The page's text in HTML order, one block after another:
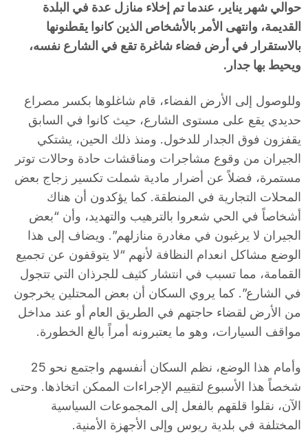
حوالي شهر يناير، عندما تم إخلاء منازل عدة في البلدة
القديمة، وانتهى الأمر بالأشخاص الذين كانوا يقطنونها
بالاستقرار في أرض فضاء شاغرة تقع في الشارع نفسه،
ويحيط بها جدار.
وللوصول إلى الأرض الفضاء، قام شاغلوها بكسر مصراع
حديدي يقع على مستوى الشارع، حيث كانوا في السابق
يقفزون فوق الجدار للدخول. ومنذ ذلك الحين، يشتكي
الجيران من وقوع مشاجرات ومناقشات حادة وحالات توتر
مستمرة، فضلاً عن أضرار مادية شملت تكسير زجاج بعض
المحلات التجارية في المنطقة. كما يؤكدون أن هناك
أشخاصاً في الحي شعروا بالترهيب والتهديد، وأن “بعض
الجيران لا يرغبون في مغادرة منازلهم”. ويضاف إلى هذا
الوضع مشاكل انعدام النظافة لأنهم “لا يتوقفون عن تجميع
القمامة، مما تسبب في انتشار كثيف للجرذان التي تتجول
في الشارع”. كما يروي السكان أن بعض المحتلين يخرجون
من الأرض لقضاء حاجتهم في الطريق العام أو عند مداخل
مواقف السيارات، وهو ما يعتبرونه أمراً بالغ الخطورة.
وأمام هذا الوضع، نظم السكان أنفسهم واجتمع نحو 25
شخصاً هذا الأسبوع لتقييم الإجراءات الممكن اتخاذها. وحتى
الآن، نقلوا قلقهم بالفعل إلى المجموعات السياسية
المختلفة في بلدية ريوس وإلى الأجهزة الأمنية.